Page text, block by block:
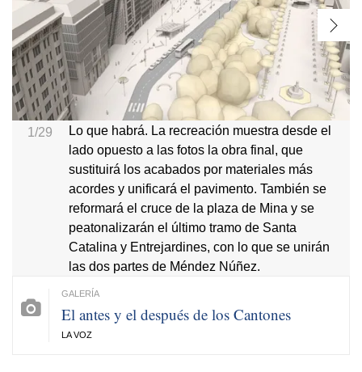
1/29
Lo que habrá. La recreación muestra desde el
lado opuesto a las fotos la obra final, que
sustituirá los acabados por materiales más
acordes y unificará el pavimento. También se
reformará el cruce de la plaza de Mina y se
peatonalizarán el último tramo de Santa
Catalina y Entrejardines, con lo que se unirán
las dos partes de Méndez Núñez.
El antes y el después de los Cantones
LA VOZ